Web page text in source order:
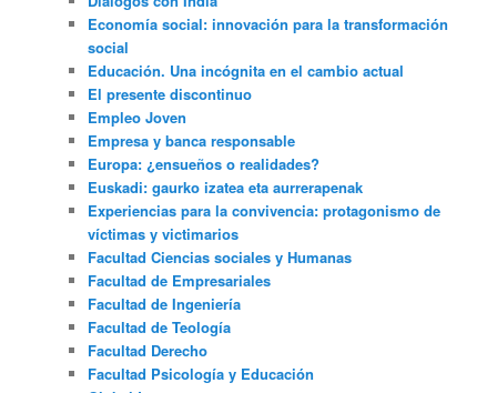
Economía social: innovación para la transformación
social
Educación. Una incógnita en el cambio actual
El presente discontinuo
Empleo Joven
Empresa y banca responsable
Europa: ¿ensueños o realidades?
Euskadi: gaurko izatea eta aurrerapenak
Experiencias para la convivencia: protagonismo de
víctimas y victimarios
Facultad Ciencias sociales y Humanas
Facultad de Empresariales
Facultad de Ingeniería
Facultad de Teología
Facultad Derecho
Facultad Psicología y Educación